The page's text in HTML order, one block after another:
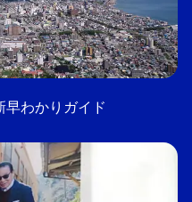
わかりガイド